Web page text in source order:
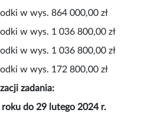
w wys. 864 000,00 zł
w wys. 1 036 800,00 zł
w wys. 1 036 800,00 zł
w wys. 172 800,00 zł
zadania:
do 29 lutego 2024 r.